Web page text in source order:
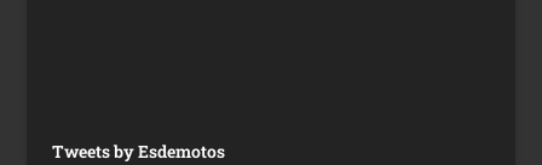
Tweets by Esdemotos